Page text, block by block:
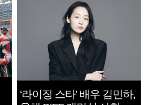
‘라이징 스타’ 배우 김민하,